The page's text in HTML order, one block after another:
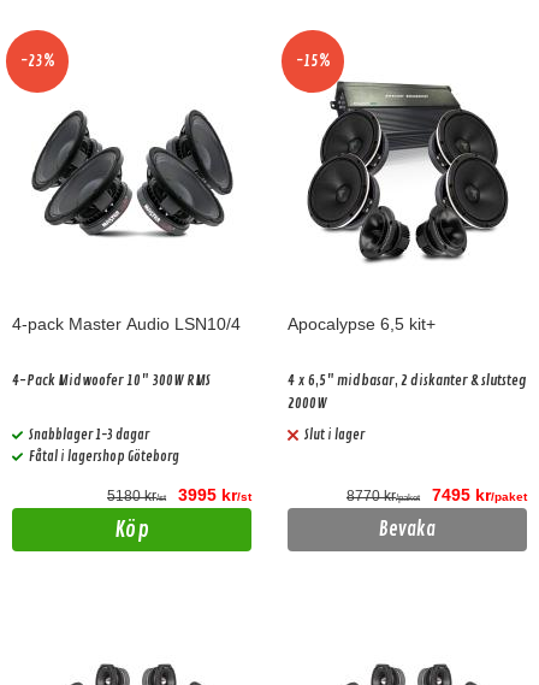
-23%
4-pack Master Audio LSN10/4
4-Pack Midwoofer 10" 300W RMS
Snabblager 1-3 dagar
Fåtal i lagershop Göteborg
5180 kr/st 3995 kr/st
Köp
-15%
Apocalypse 6,5 kit+
4 x 6,5" midbasar, 2 diskanter & slutsteg
2000W
Slut i lager
8770 kr/paket 7495 kr/paket
Bevaka